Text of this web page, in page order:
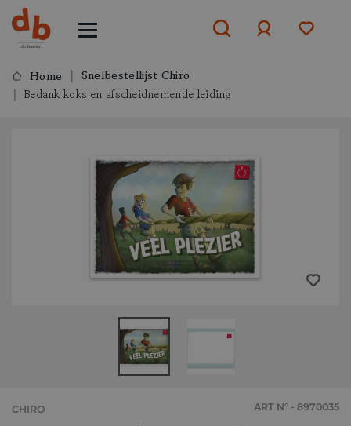
Home
Snelbestellijst Chiro
Bedank koks en afscheidnemende leiding
CHIRO ART N° - 8970035